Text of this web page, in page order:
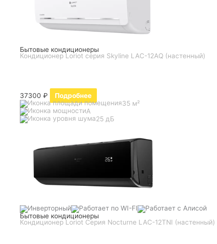
Бытовые кондиционеры
Кондиционер Loriot серия Skyline LAC-12AQ (настенный)
37300₽
Подробнее
35 м²
A
25 дБ
Бытовые кондиционеры
Кондиционер Loriot Серия Nocturne LAC-12TNI (настенный)